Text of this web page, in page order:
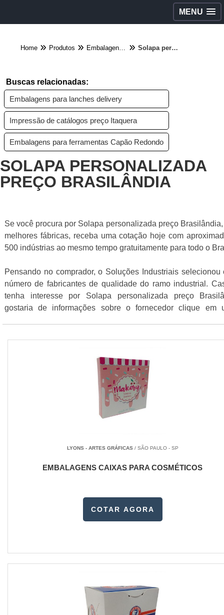
MENU
Home Produtos Embalagens diversas - Categoria Solapa personalizada preço Brasilândia
Buscas relacionadas:
Embalagens para lanches delivery
Impressão de catálogos preço Itaquera
Embalagens para ferramentas Capão Redondo
SOLAPA PERSONALIZADA
PREÇO BRASILÂNDIA
Se você procura por Solapa personalizada preço
melhores fábricas, receba uma cotação hoje com
500 indústrias ao mesmo tempo gratuitamente para todo o
Pensando no comprador, o Soluções Industriais selecionou
número de fabricantes de qualidade do ramo industrial.
tenha interesse por Solapa personalizada preço
gostaria de informações sobre o fornecedor clique em
LYONS - ARTES GRÁFICAS/ SÃO PAULO - SP
EMBALAGENS CAIXAS PARA COSMÉTICOS
COTAR AGORA